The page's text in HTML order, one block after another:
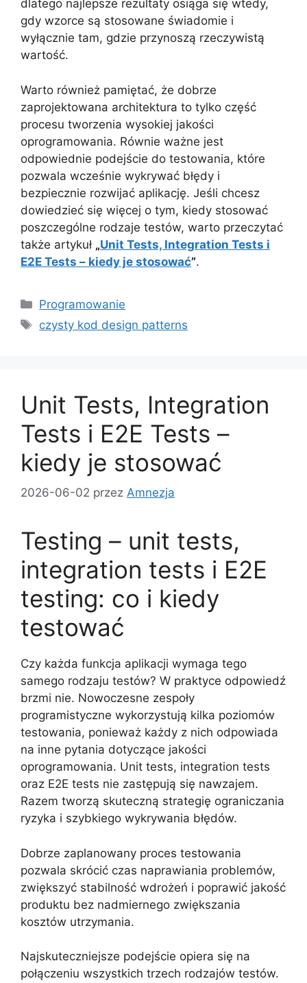
dlatego najlepsze rezultaty osiąga się wtedy,
gdy wzorce są stosowane świadomie i
wyłącznie tam, gdzie przynoszą rzeczywistą
wartość.
Warto również pamiętać, że dobrze
zaprojektowana architektura to tylko część
procesu tworzenia wysokiej jakości
oprogramowania. Równie ważne jest
odpowiednie podejście do testowania, które
pozwala wcześnie wykrywać błędy i
bezpiecznie rozwijać aplikację. Jeśli chcesz
dowiedzieć się więcej o tym, kiedy stosować
poszczególne rodzaje testów, warto przeczytać
także artykuł „Unit Tests, Integration Tests i
E2E Tests – kiedy je stosować”.
Kategorie
Programowanie
Tagi
czysty kod design patterns
Unit Tests, Integration
Tests i E2E Tests –
kiedy je stosować
2026-06-02 przez Amnezja
Testing – unit tests,
integration tests i E2E
testing: co i kiedy
testować
Czy każda funkcja aplikacji wymaga tego
samego rodzaju testów? W praktyce odpowiedź
brzmi nie. Nowoczesne zespoły
programistyczne wykorzystują kilka poziomów
testowania, ponieważ każdy z nich odpowiada
na inne pytania dotyczące jakości
oprogramowania. Unit tests, integration tests
oraz E2E tests nie zastępują się nawzajem.
Razem tworzą skuteczną strategię ograniczania
ryzyka i szybkiego wykrywania błędów.
Dobrze zaplanowany proces testowania
pozwala skrócić czas naprawiania problemów,
zwiększyć stabilność wdrożeń i poprawić jakość
produktu bez nadmiernego zwiększania
kosztów utrzymania.
Najskuteczniejsze podejście opiera się na
połączeniu wszystkich trzech rodzajów testów.